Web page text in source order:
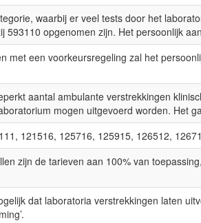
waarbij er veel tests door het
593110 opgenomen zijn. Het persoonlijk
met een voorkeursregeling zal het
aantal ambulante verstrekkingen
mogen uitgevoerd worden. Het
121516, 125716, 125915, 126512,
zijn de tarieven aan 100% van
dat laboratoria verstrekkingen laten